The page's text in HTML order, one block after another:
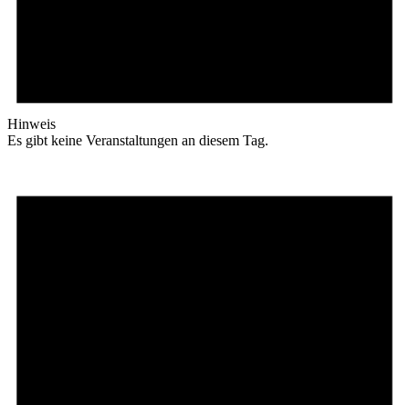
Hinweis
Es gibt keine Veranstaltungen an diesem Tag.